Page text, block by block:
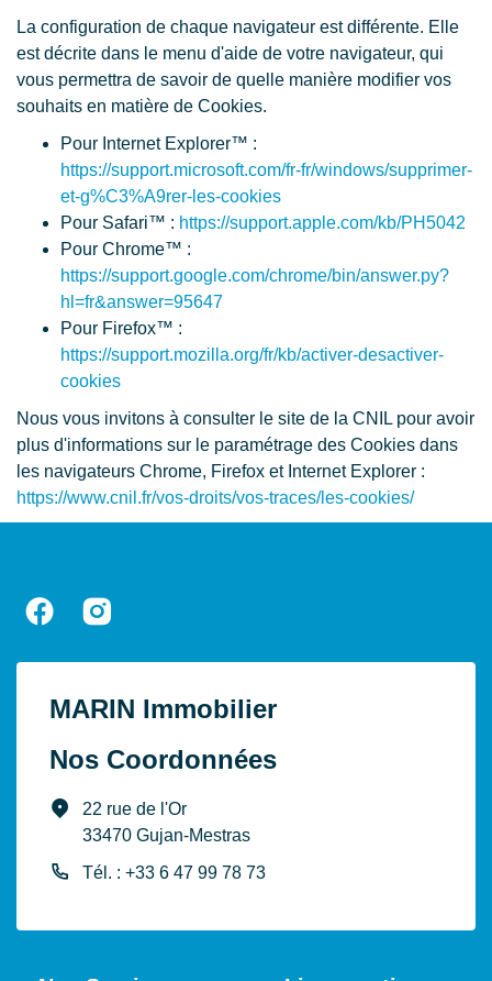
La configuration de chaque navigateur est différente. Elle
est décrite dans le menu d'aide de votre navigateur, qui
vous permettra de savoir de quelle manière modifier vos
souhaits en matière de Cookies.
Pour Internet Explorer™ :
https://support.microsoft.com/fr-fr/windows/supprimer-
et-g%C3%A9rer-les-cookies
Pour Safari™ : https://support.apple.com/kb/PH5042
Pour Chrome™ :
https://support.google.com/chrome/bin/answer.py?
hl=fr&answer=95647
Pour Firefox™ :
https://support.mozilla.org/fr/kb/activer-desactiver-
cookies
Nous vous invitons à consulter le site de la CNIL pour avoir
plus d'informations sur le paramétrage des Cookies dans
les navigateurs Chrome, Firefox et Internet Explorer :
https://www.cnil.fr/vos-droits/vos-traces/les-cookies/
MARIN Immobilier
Nos Coordonnées
22 rue de l'Or
33470 Gujan-Mestras
Tél. : +33 6 47 99 78 73